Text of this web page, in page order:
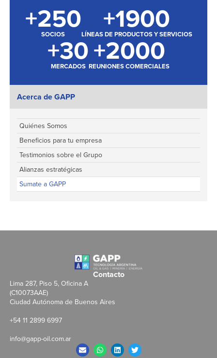
Acerca de GAPP
Quiénes Somos
Beneficios para tu empresa
Testimonios sobre el Grupo
Alianzas estratégicas
Sumate a GAPP
SOCIOS
+250LÍNEAS DE PRODUCTOS Y SERVICIOS
+1900
MERCADOS
+30REUNIONES COMERCIALES
+2000
Contacto
Lima 287, Piso 5, Oficina A
(C10073AAE)
Ciudad Autónoma de Buenos Aires
+54 11 2899 6997
info@gapp-oil.com.ar